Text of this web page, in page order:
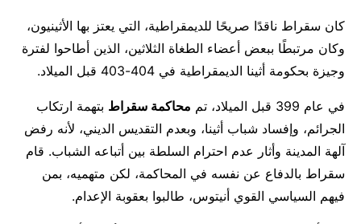
كان سقراط ناقدًا صريحًا للديمقراطية، التي يعتز بها الأثينيون،
وكان مرتبطًا ببعض أعضاء الطغاة الثلاثين، الذين أطاحوا لفترة
وجيزة بحكومة أثينا الديمقراطية في 404-403 قبل الميلاد.
في عام 399 قبل الميلاد، تم محاكمة سقراط بتهمة ارتكاب
الجرائم، وإفساد شباب أثينا، وبعدم التقديس الديني، لأنه رفض
آلهة المدينة وأثار عدم احترام السلطة بين أتباعه الشباب. قام
سقراط بالدفاع عن نفسه في المحاكمة، لكن متهميه، بمن
فيهم السياسي القوي أنيتوس، طالبوا بعقوبة الإعدام.